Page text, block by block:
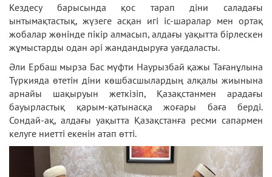
Кездесу барысында қос тарап діни саладағы
ынтымақтастық, жүзеге асқан игі іс-шаралар мен ортақ
жобалар жөнінде пікір алмасып, алдағы уақытта бірлескен
жұмыстарды одан әрі жандандыруға уағдаласты.
Әли Ербаш мырза Бас мүфти Наурызбай қажы Тағанұлына
Түркияда өтетін діни көшбасшылардың алқалы жиынына
арнайы шақыруын жеткізіп, Қазақстанмен арадағы
бауырластық қарым-қатынасқа жоғары баға берді.
Сондай-ақ, алдағы уақытта Қазақстанға ресми сапармен
келуге ниетті екенін атап өтті.